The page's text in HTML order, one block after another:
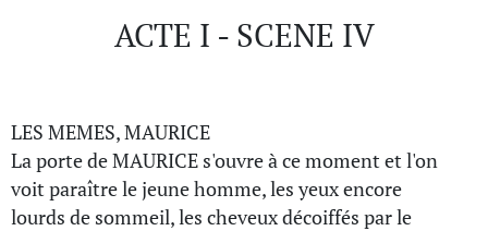
ACTE I - SCENE IV
LES MEMES, MAURICE
La porte de MAURICE s'ouvre à ce moment et l'on
voit paraître le jeune homme, les yeux encore
lourds de sommeil, les cheveux décoiffés par le